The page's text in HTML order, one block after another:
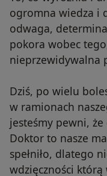
ogromna wiedza i
odwaga,
pokora wobec
nieprzewidywalna
Dziś, po wielu
w ramionach
jesteśmy pewni,
Doktor to nasze
spełniło, dlatego
wdzięczności którą